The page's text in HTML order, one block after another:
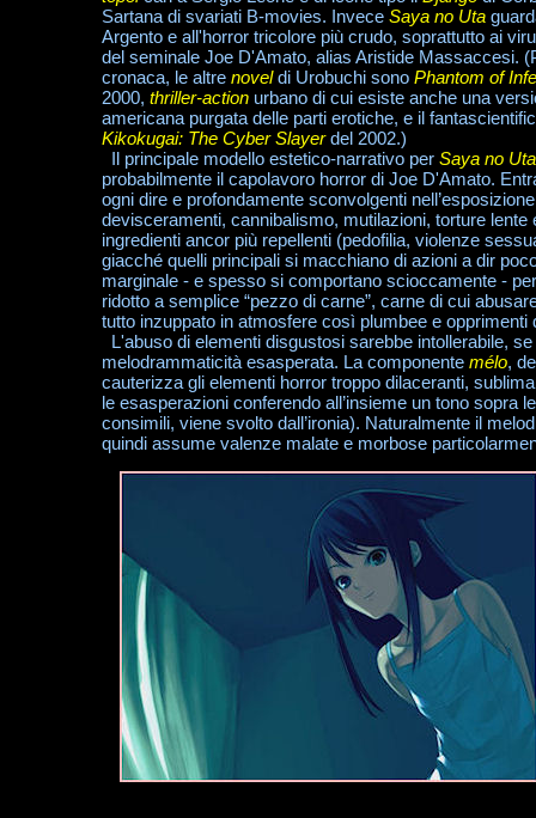
Sartana di svariati B-movies. Invece Saya no Uta
Argento e all'horror tricolore più crudo, soprattutto ai
del seminale Joe D'Amato, alias Aristide Massaccesi.
cronaca, le altre noveldi Urobuchi sono Phantom of
2000, thriller-action urbano di cui esiste anche una
americana purgata delle parti erotiche, e il
Kikokugai: The Cyber Slayerdel 2002.)
Il principale modello estetico-narrativo per Saya no Uta
probabilmente il capolavoro horror di Joe D'Amato.
ogni dire e profondamente sconvolgenti
devisceramenti, cannibalismo, mutilazioni, torture
ingredienti ancor più repellenti (pedofilia, violenze
giacché quelli principali si macchiano di azioni a dir
marginale - e spesso si comportano scioccamente -
ridotto a semplice “pezzo di carne”, carne di cui
tutto inzuppato in atmosfere così plumbee e
L'abuso di elementi disgustosi sarebbe intollerabile,
melodrammaticità esasperata. La componente mélo,
cauterizza gli elementi horror troppo dilaceranti,
le esasperazioni conferendo all’insieme un tono
consimili, viene svolto dall’ironia). Naturalmente il
quindi assume valenze malate e morbose